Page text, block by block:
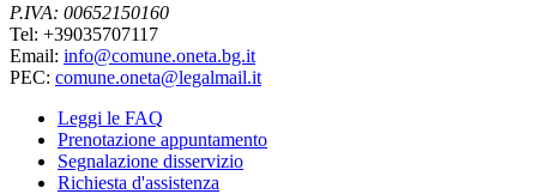
P.IVA: 00652150160
Tel: +39035707117
Email: info@comune.oneta.bg.it
PEC: comune.oneta@legalmail.it
Leggi le FAQ
Prenotazione appuntamento
Segnalazione disservizio
Richiesta d'assistenza